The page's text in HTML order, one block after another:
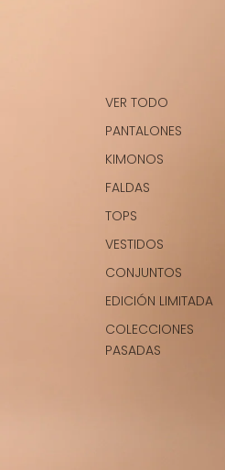
VER TODO
PANTALONES
KIMONOS
FALDAS
TOPS
VESTIDOS
CONJUNTOS
EDICIÓN LIMITADA
COLECCIONES
PASADAS